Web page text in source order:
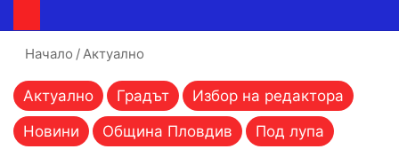
Начало /Актуално
Актуално Градът
Избор на редактора
Новини
Община Пловдив Под лупа